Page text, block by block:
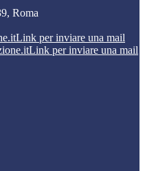
Roma
Link per inviare una mail
Link per inviare una mail